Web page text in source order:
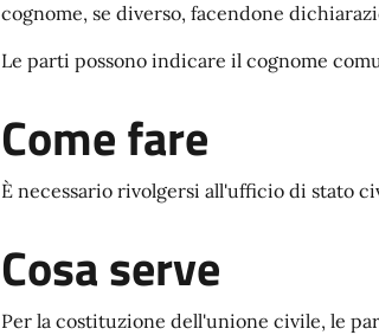
cognome, se diverso, facendone
Le parti possono indicare il cognome
Come fare
È necessario rivolgersi all'ufficio di stato
Cosa serve
Per la costituzione dell'unione civile, le